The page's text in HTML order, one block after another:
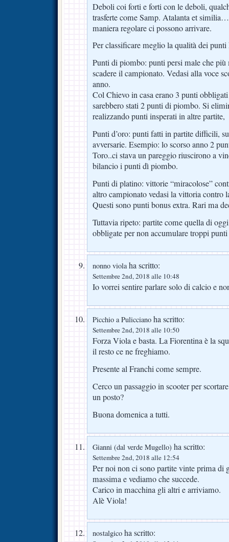
Deboli coi forti e forti con le deboli,
trasferte come Samp. Atalanta et
maniera regolare ci possono arrivare.
Per classificare meglio la qualità dei
Punti di piombo: punti persi male che
scadere il campionato. Vedasi alla voce
anno.
Col Chievo in casa erano 3 punti
sarebbero stati 2 punti di piombo. Si
realizzando punti insperati in altre partite,
Punti d’oro: punti fatti in partite difficili,
avversarie. Esempio: lo scorso anno 2
Toro..ci stava un pareggio riuscirono a
bilancio i punti dì piombo.
Punti di platino: vittorie “miracolose”
altro campionato vedasi la vittoria contro
Questi sono punti bonus extra. Rari ma
Tuttavia ripeto: partite come quella di
obbligate per non accumulare troppi
nonno violaha scritto:
Settembre 2nd, 2018 alle 10:48
Io vorrei sentire parlare solo di calcio e
Picchio a Pulicciano ha scritto:
Settembre 2nd, 2018 alle 10:50
Forza Viola e basta. La Fiorentina è la
il resto ce ne freghiamo.
Presente al Franchi come sempre.
Cerco un passaggio in scooter per
un posto?
Buona domenica a tutti.
Gianni (dal verde Mugello) ha scritto:
Settembre 2nd, 2018 alle 12:54
Per noi non ci sono partite vinte prima di
massima e vediamo che succede.
Carico in macchina gli altri e arriviamo.
Alè Viola!
nostalgico ha scritto: